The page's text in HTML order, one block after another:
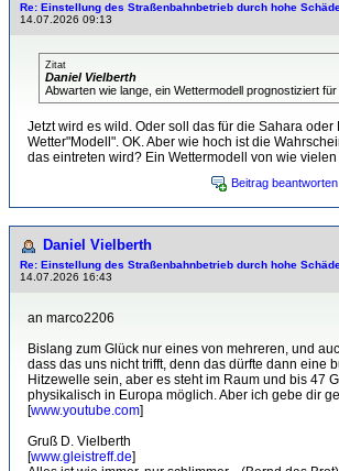
Re: Einstellung des Straßenbahnbetrieb durch hohe
14.07.2026 09:13
Zitat
Daniel Vielberth
Abwarten wie lange, ein Wettermodell prognostiziert für
Jetzt wird es wild. Oder soll das für die Sahara oder
Wetter"Modell". OK. Aber wie hoch ist die
das eintreten wird? Ein Wettermodell von wie
Beitrag beantworten
Daniel Vielberth
Re: Einstellung des Straßenbahnbetrieb durch hohe
14.07.2026 16:43
an marco2206
Bislang zum Glück nur eines von mehreren, und
dass das uns nicht trifft, denn das dürfte dann eine
Hitzewelle sein, aber es steht im Raum und bis 47
physikalisch in Europa möglich. Aber ich gebe dir
[www.youtube.com]
Gruß D. Vielberth
[www.gleistreff.de]